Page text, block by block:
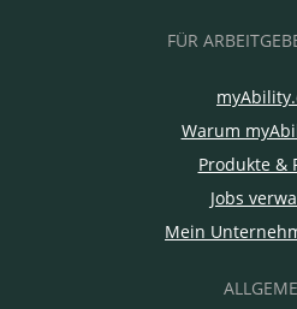
FÜR
Warum
Produkte &
Jobs
Mein